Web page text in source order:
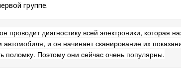
группе.
проводит диагностику всей электроники, которая
и он начинает сканирование их
поломку. Поэтому они сейчас очень популярны.